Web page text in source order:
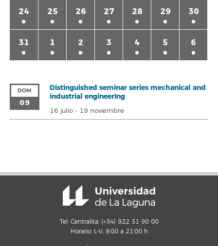
24 25 26 27 28 29 30
31 1 2 3 4 5 6
DOM
09
Distinguished seminar series mechanical and
industrial engineerIng
16 julio- 19 noviembre
Tel. Centralita: (+34) 922 31 90 00
Horario: L-V, 8:00 a 21:00 h